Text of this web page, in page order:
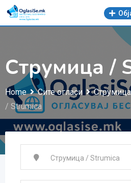
Skip
Струмица /
Home Сите огласи
/ Strumica